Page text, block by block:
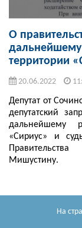
На
О
территории
20.06.2022
Депутат от
депутатский
дальнейшему
«Сириус» и
Мишустину.